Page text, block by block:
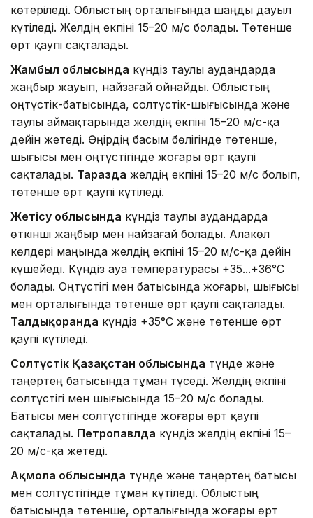
көтеріледі. Облыстың орталығында шаңды дауыл
күтіледі. Желдің екпіні 15–20 м/с болады. Төтенше
өрт қаупі сақталады.
Жамбыл облысында күндіз таулы аудандарда
жаңбыр жауып, найзағай ойнайды. Облыстың
оңтүстік-батысында, солтүстік-шығысында және
таулы аймақтарында желдің екпіні 15–20 м/с-қа
дейін жетеді. Өңірдің басым бөлігінде төтенше,
шығысы мен оңтүстігінде жоғары өрт қаупі
сақталады. Таразда желдің екпіні 15–20 м/с болып,
төтенше өрт қаупі күтіледі.
Жетісу облысында күндіз таулы аудандарда
өткінші жаңбыр мен найзағай болады. Алакөл
көлдері маңында желдің екпіні 15–20 м/с-қа дейін
күшейеді. Күндіз ауа температурасы +35...+36°C
болады. Оңтүстігі мен батысында жоғары, шығысы
мен орталығында төтенше өрт қаупі сақталады.
Талдықорғанда күндіз +35°C және төтенше өрт
қаупі күтіледі.
Солтүстік Қазақстан облысында түнде және
таңертең батысында тұман түседі. Желдің екпіні
солтүстігі мен шығысында 15–20 м/с болады.
Батысы мен солтүстігінде жоғары өрт қаупі
сақталады. Петропавлда күндіз желдің екпіні 15–
20 м/с-қа жетеді.
Ақмола облысында түнде және таңертең батысы
мен солтүстігінде тұман күтіледі. Облыстың
батысында төтенше, орталығында жоғары өрт